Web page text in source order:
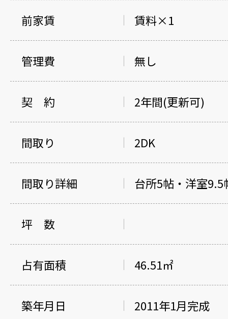
前家賃 賃料×1
管理費 無し
契 約 2年間(更新可)
間取り 2DK
間取り詳細 台所5帖・洋室9.5
坪 数
占有面積 46.51㎡
築年月日 2011年1月完成